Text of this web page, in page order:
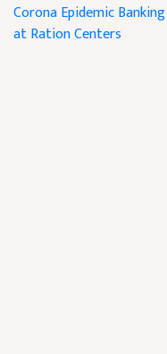
Corona Epidemic
at Ration Centers